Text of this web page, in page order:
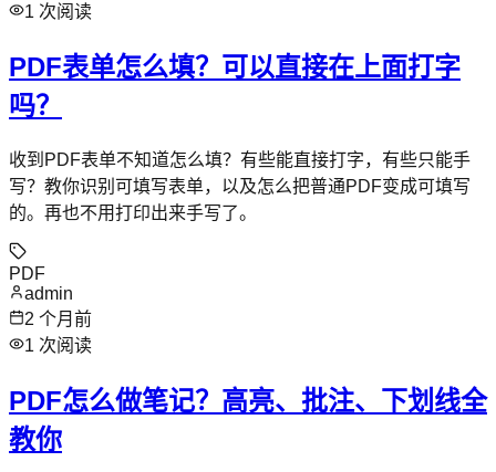
1 次阅读
PDF表单怎么填？可以直接在上面打字
吗？
收到PDF表单不知道怎么填？有些能直接打字，有些只能手
写？教你识别可填写表单，以及怎么把普通PDF变成可填写
的。再也不用打印出来手写了。
PDF
admin
2 个月前
1 次阅读
PDF怎么做笔记？高亮、批注、下划线全
教你